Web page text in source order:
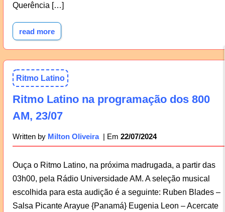
Querência […]
read more
Ritmo Latino
Ritmo Latino na programação dos 800
AM, 23/07
Written by Milton Oliveira 22/07/2024
Ouça o Ritmo Latino, na próxima madrugada, a partir das
03h00, pela Rádio Universidade AM. A seleção musical
escolhida para esta audição é a seguinte: Ruben Blades –
Salsa Picante Arayue {Panamá} Eugenia Leon – Acercate